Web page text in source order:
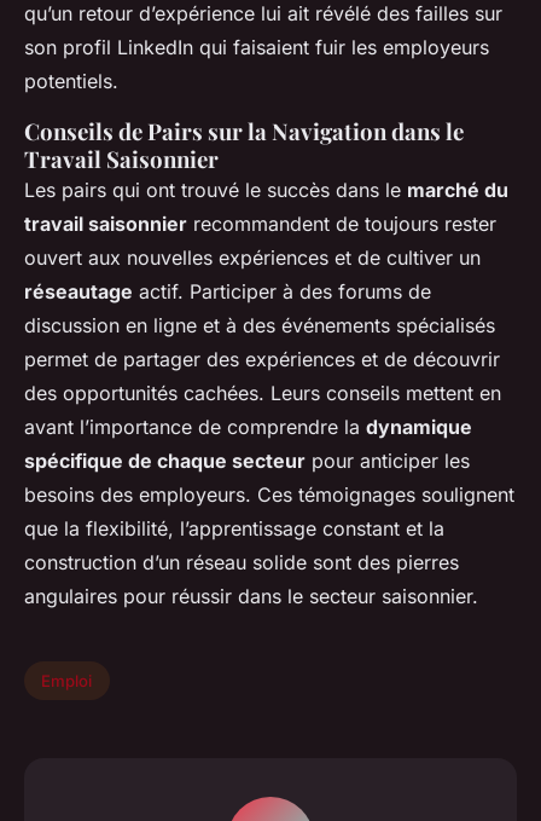
qu’un retour d’expérience lui ait révélé des failles sur
son profil LinkedIn qui faisaient fuir les employeurs
potentiels.
Conseils de Pairs sur la Navigation dans le
Travail Saisonnier
Les pairs qui ont trouvé le succès dans le marché du
travail saisonnier recommandent de toujours rester
ouvert aux nouvelles expériences et de cultiver un
réseautage actif. Participer à des forums de
discussion en ligne et à des événements spécialisés
permet de partager des expériences et de découvrir
des opportunités cachées. Leurs conseils mettent en
avant l’importance de comprendre la dynamique
spécifique de chaque secteur pour anticiper les
besoins des employeurs. Ces témoignages soulignent
que la flexibilité, l’apprentissage constant et la
construction d’un réseau solide sont des pierres
angulaires pour réussir dans le secteur saisonnier.
Emploi